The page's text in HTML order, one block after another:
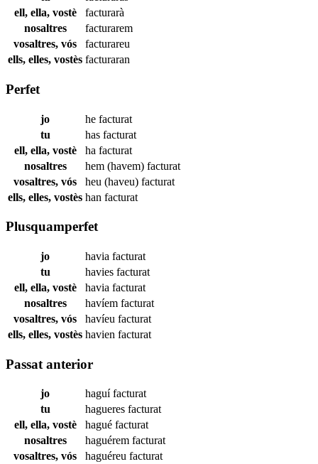
ell, ella, vostè
facturarà
nosaltres
facturarem
vosaltres, vós
facturareu
ells, elles, vostès facturaran
Perfet
jo he facturat
tu
has facturat
ell, ella, vostè
ha facturat
nosaltres
hem (havem) facturat
vosaltres, vós
heu (haveu) facturat
ells, elles, vostès han facturat
Plusquamperfet
jo havia facturat
tu
havies facturat
ell, ella, vostè
havia facturat
nosaltres
havíem facturat
vosaltres, vós
havíeu facturat
ells, elles, vostès havien facturat
Passat anterior
jo haguífacturat
tu
hagueres facturat
ell, ella, vostè
hagué facturat
nosaltres
haguérem facturat
vosaltres, vós
haguéreu facturat